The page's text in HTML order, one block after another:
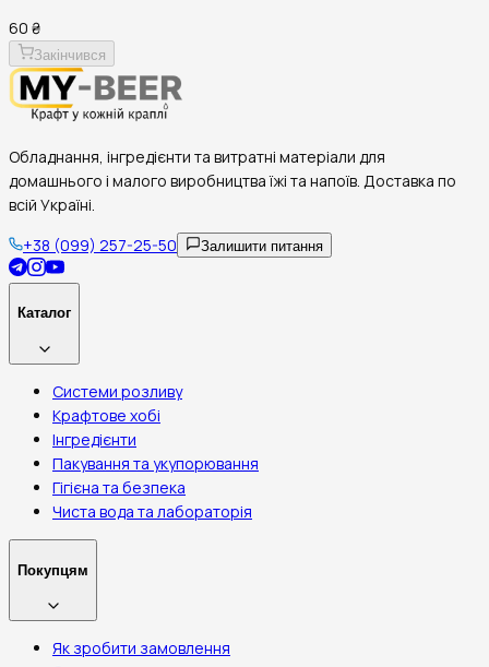
60 ₴
Закінчився
Обладнання, інгредієнти та витратні матеріали для
домашнього і малого виробництва їжі та напоїв. Доставка по
всій Україні.
+38 (099) 257-25-50
Залишити питання
Каталог
Системи розливу
Крафтове хобі
Інгредієнти
Пакування та укупорювання
Гігієна та безпека
Чиста вода та лабораторія
Покупцям
Як зробити замовлення